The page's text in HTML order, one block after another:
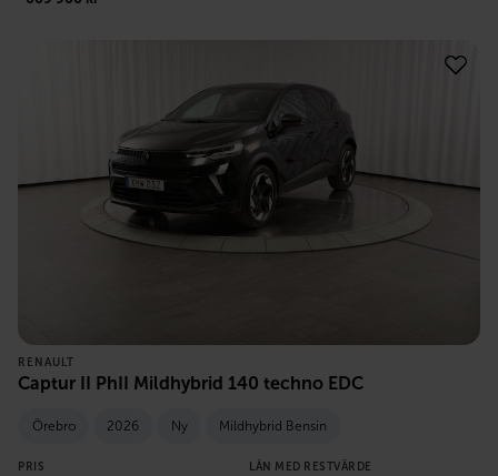
RENAULT
Captur II PhII Mildhybrid 140 techno EDC
Örebro 2026 Ny Mildhybrid Bensin
PRIS LÅN MED RESTVÄRDE